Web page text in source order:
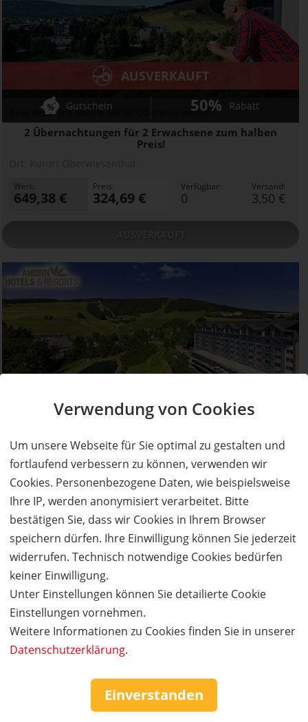
Verwendung von Cookies
Um unsere Webseite für Sie optimal zu gestalten und
fortlaufend verbessern zu können, verwenden wir
Cookies. Personenbezogene Daten, wie beispielsweise
Ihre IP, werden anonymisiert verarbeitet. Bitte
bestätigen Sie, dass wir Cookies in Ihrem Browser
speichern dürfen. Ihre Einwilligung können Sie jederzeit
widerrufen. Technisch notwendige Cookies bedürfen
keiner Einwilligung.
Unter Einstellungen können Sie detailierte Cookie
Einstellungen vornehmen.
Weitere Informationen zu Cookies finden Sie in unserer
Datenschutzerklärung.
Einverstanden
Best Western Ahorn Hotel Oberwiesenthal
2 Übernachtungen für 2 Erwachsene zum halben
Preis!
AUSVERKAUFT
Gutschein 50% Rabatt
Wert:
649,38 €
Preis:
324,69 €
Verfügbar:
0
Versand:
3,50 €
2 Übernachtungen für 2 Erwachsene zum halben
Preis!
Gutschein 50% Rabatt
Ort: Kurort Oberwiesenthal
Wert:
608,09 €
Preis:
304,05 €
Verfügbar:
AUSVERKAUFT
AUSVERKAUFT